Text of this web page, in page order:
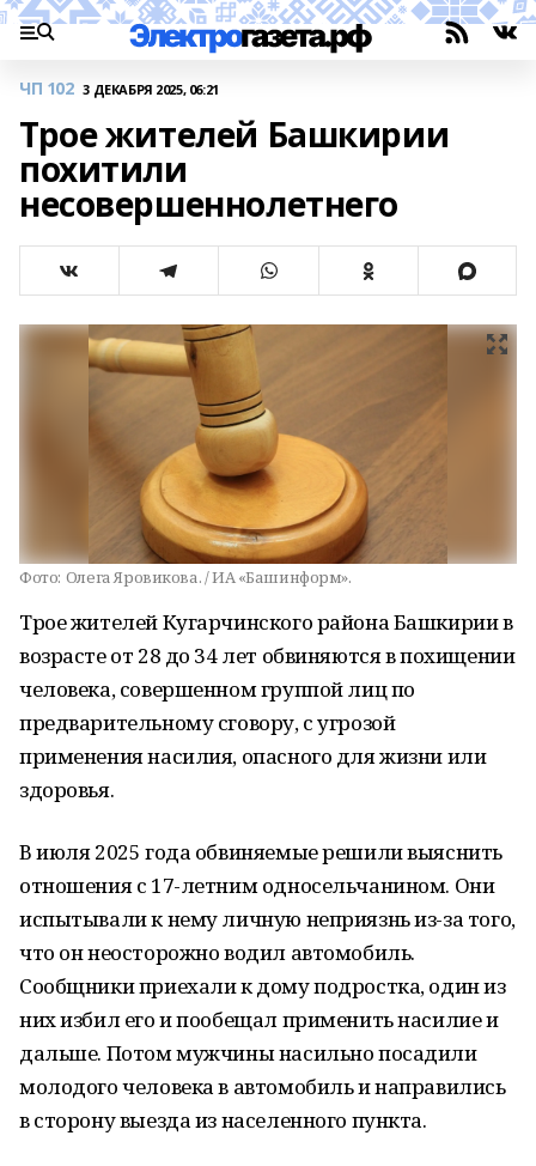
ЧП 102 3 ДЕКАБРЯ 2025, 06:21
Трое жителей Башкирии
похитили
несовершеннолетнего
Фото: Олега Яровикова. / ИА «Башинформ».
Трое жителей Кугарчинского района Башкирии в
возрасте от 28 до 34 лет обвиняются в похищении
человека, совершенном группой лиц по
предварительному сговору, с угрозой
применения насилия, опасного для жизни или
здоровья.
В июля 2025 года обвиняемые решили выяснить
отношения с 17-летним односельчанином. Они
испытывали к нему личную неприязнь из-за того,
что он неосторожно водил автомобиль.
Сообщники приехали к дому подростка, один из
них избил его и пообещал применить насилие и
дальше. Потом мужчины насильно посадили
молодого человека в автомобиль и направились
в сторону выезда из населенного пункта.